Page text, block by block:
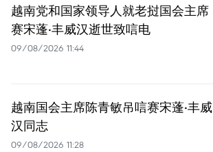
越南党和国家领导人就老挝国会主席
赛宋蓬·丰威汉逝世致唁电
09/08/2026 11:44
越南国会主席陈青敏吊唁赛宋蓬·丰威
汉同志
09/08/2026 11:28